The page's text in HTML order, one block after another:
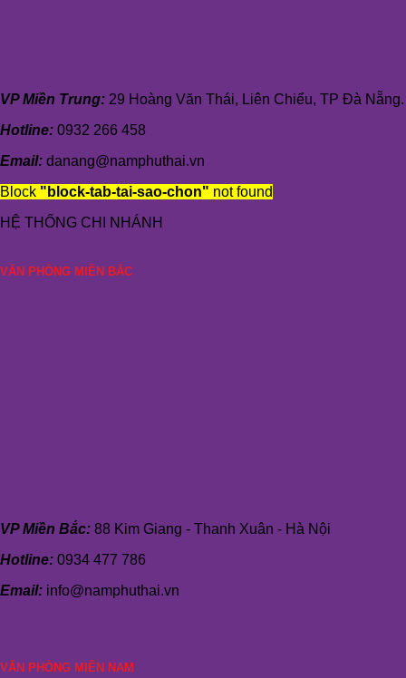
VP Miền Trung: 29 Hoàng Văn Thái, Liên Chiểu, TP Đà Nẵng.
Hotline: 0932 266 458
Email: danang@namphuthai.vn
Block "block-tab-tai-sao-chon" not found
HỆ THỐNG CHI NHÁNH
VĂN PHÒNG MIỀN BẮC
VP Miền Bắc: 88 Kim Giang - Thanh Xuân - Hà Nội
Hotline: 0934 477 786
Email: info@namphuthai.vn
VĂN PHÒNG MIỀN NAM